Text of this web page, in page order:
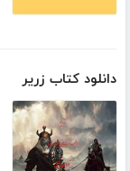
دانلود کتاب زریر